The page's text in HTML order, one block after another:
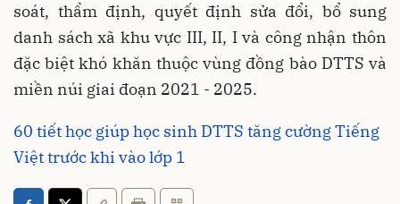
soát, thẩm định, quyết định sửa đổi, bổ sung
danh sách xã khu vực III, II, I và công nhận thôn
đặc biệt khó khăn thuộc vùng đồng bào DTTS và
miền núi giai đoạn 2021 - 2025.
60 tiết học giúp học sinh DTTS tăng cường Tiếng
Việt trước khi vào lớp 1